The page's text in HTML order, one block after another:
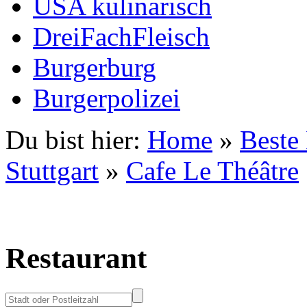
DreiFachFleisch
Burgerburg
Burgerpolizei
Du bist hier: Home »
Stuttgart » Cafe Le Théâtre
Restaurant